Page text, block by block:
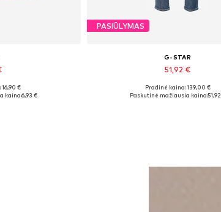
S, M
€
kaina:6,93 €
PASIŪLYMAS
G-STAR
51,92 €
Galimi dydžiai: 26 x 32
Pradinė kaina: 139,00 €
Paskutinė mažiausia kaina: